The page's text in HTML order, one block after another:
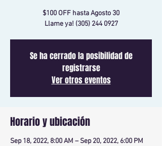
$100 OFF hasta Agosto 30
Llame ya! (305) 244 0927
Se ha cerrado la posibilidad de
registrarse
Ver otros eventos
Horario y ubicación
Sep 18, 2022, 8:00 AM – Sep 20, 2022, 6:00 PM